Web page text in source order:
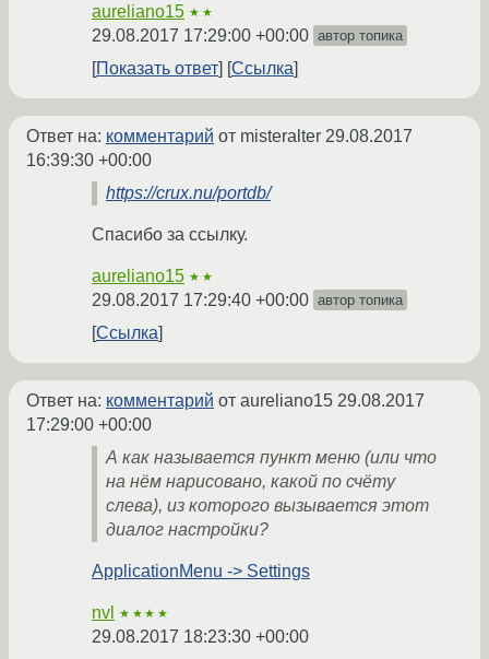
aureliano15 ★★
29.08.2017 17:29:00 +00:00 автор топика
Показать ответ Ссылка
Ответ на: комментарий от misteralter 29.08.2017
16:39:30 +00:00
https://crux.nu/portdb/
Спасибо за ссылку.
aureliano15 ★★
29.08.2017 17:29:40 +00:00 автор топика
Ссылка
Ответ на: комментарий от aureliano15 29.08.2017
17:29:00 +00:00
А как называется пункт меню (или что
на нём нарисовано, какой по счёту
слева), из которого вызывается этот
диалог настройки?
ApplicationMenu -> Settings
nvl ★★★★
29.08.2017 18:23:30 +00:00